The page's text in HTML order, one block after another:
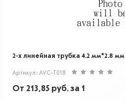
2-х линейная трубка 4.2 мм*2.8 мм
Артикул: AVC-T018
От 213,85 руб.за 1